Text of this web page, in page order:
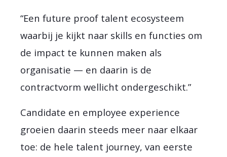
“Een future proof talent ecosysteem
waarbij je kijkt naar skills en functies om
de impact te kunnen maken als
organisatie — en daarin is de
contractvorm wellicht ondergeschikt.”
Candidate en employee experience
groeien daarin steeds meer naar elkaar
toe: de hele talent journey, van eerste